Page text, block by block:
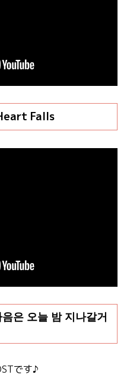
Falls
은 오늘 밤 지나갈거
です♪